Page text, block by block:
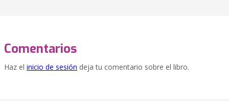
Comentarios
Haz el inicio de sesión deja tu comentario sobre el libro.